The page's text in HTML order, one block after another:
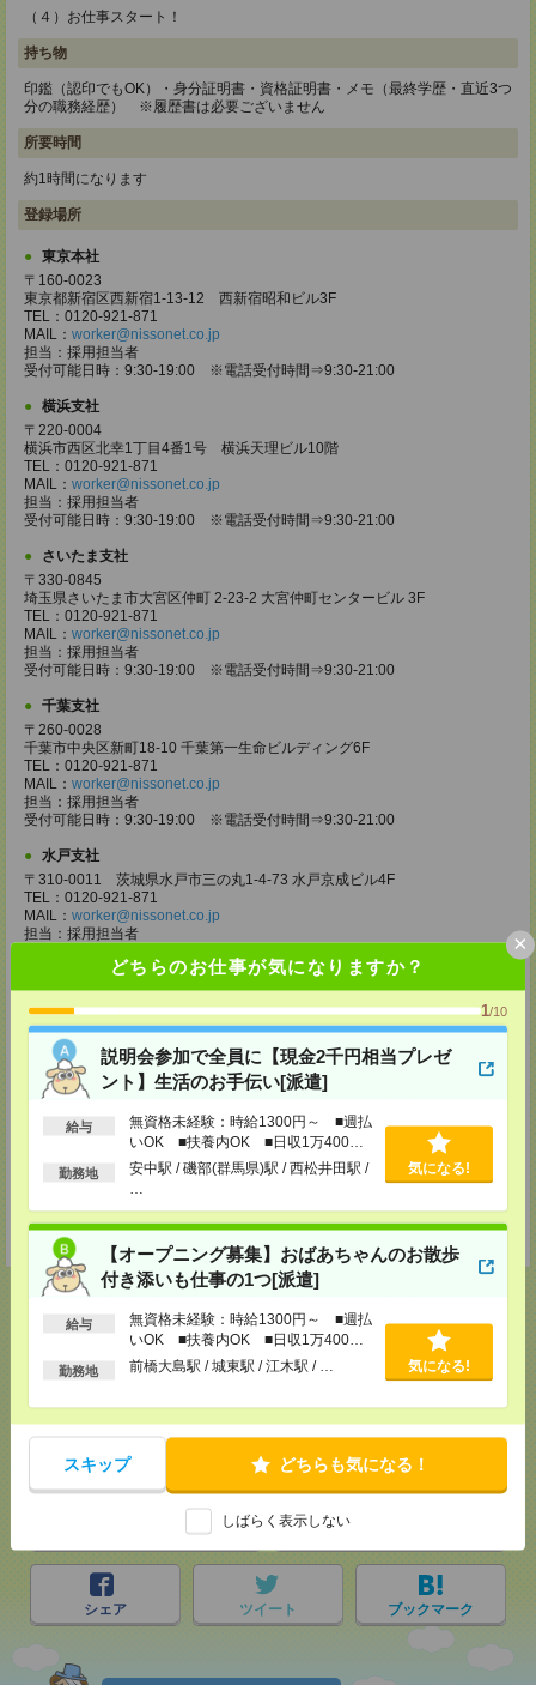
どちらのお仕事が気になりますか？
1/10
説明会参加で全員に【現金2千円相当プレゼ
ント】生活のお手伝い[派遣]
給与
無資格未経験：時給1300円～ ■週払
いOK ■扶養内OK ■日収1万400円
以上
勤務地
安中駅 / 磯部(群馬県)駅 / 西松井田駅 /
気になる!
【オープニング募集】おばあちゃんのお散歩
付き添いも仕事の1つ[派遣]
給与
無資格未経験：時給1300円～ ■週払
いOK ■扶養内OK ■日収1万400円
以上
勤務地 前橋大島駅 / 城東駅 / 江木駅 / … 気になる!
スキップ どちらも気になる！
しばらく表示しない
×
（４）お仕事スタート！
持ち物
印鑑（認印でもOK）・身分証明書・資格証明書・メモ（最終学歴・直近3つ
分の職務経歴） ※履歴書は必要ございません
所要時間
約1時間になります
登録場所
東京本社
〒160-0023
東京都新宿区西新宿1-13-12 西新宿昭和ビル3F
TEL：0120-921-871
MAIL： worker@nissonet.co.jp
担当：採用担当者
受付可能日時：9:30-19:00 ※電話受付時間⇒9:30-21:00
横浜支社
〒220-0004
横浜市西区北幸1丁目4番1号 横浜天理ビル10階
TEL：0120-921-871
MAIL： worker@nissonet.co.jp
担当：採用担当者
受付可能日時：9:30-19:00 ※電話受付時間⇒9:30-21:00
さいたま支社
〒330-0845
埼玉県さいたま市大宮区仲町 2-23-2 大宮仲町センタービル 3F
TEL：0120-921-871
MAIL： worker@nissonet.co.jp
担当：採用担当者
受付可能日時：9:30-19:00 ※電話受付時間⇒9:30-21:00
千葉支社
〒260-0028
千葉市中央区新町18-10 千葉第一生命ビルディング6F
TEL：0120-921-871
MAIL： worker@nissonet.co.jp
担当：採用担当者
受付可能日時：9:30-19:00 ※電話受付時間⇒9:30-21:00
水戸支社
〒310-0011 茨城県水戸市三の丸1-4-73 水戸京成ビル4F
TEL：0120-921-871
MAIL： worker@nissonet.co.jp
担当：採用担当者
宇都宮支社
〒320-0811 栃木県宇都宮市大通り1-2-11 フコク生命ビル4F
TEL：0120-921-871
MAIL： worker@nissonet.co.jp
担当：採用担当者
受付可能日時：9:30-19:00 ※電話受付時間⇒9:30-21:00
高崎支社
埼玉県さいたま市大宮区仲町2-23-2 大宮仲町センタービル3F（さいたま
TEL：0120-921-871
worker@nissonet.co.jp
担当：採用担当者
受付可能日時：9:30-19:00 ※電話受付時間⇒9:30-21:00
応募ページへ
で送る LINE
シェア ツイート ブックマーク